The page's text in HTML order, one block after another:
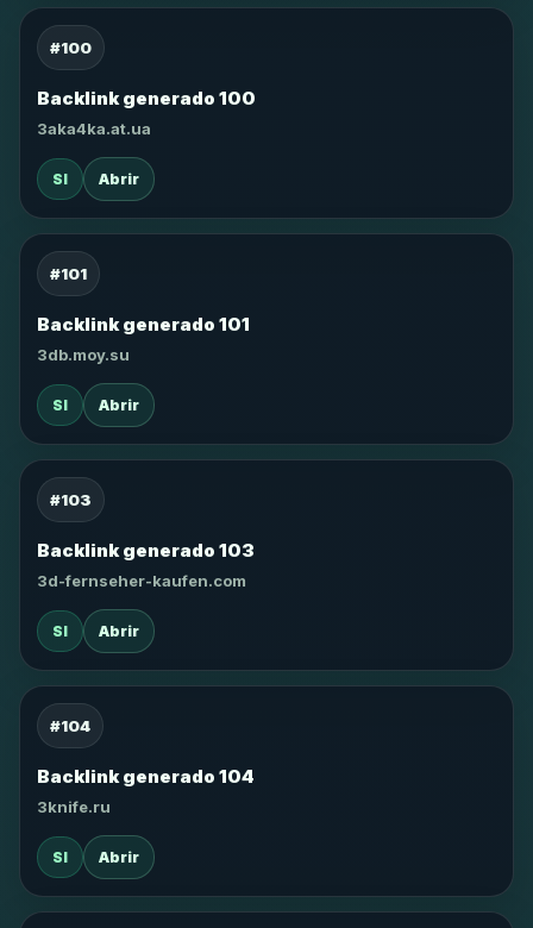
#100
Backlink generado 100
3aka4ka.at.ua
SI Abrir
#101
Backlink generado 101
3db.moy.su
SI Abrir
#103
Backlink generado 103
3d-fernseher-kaufen.com
SI Abrir
#104
Backlink generado 104
3knife.ru
SI Abrir